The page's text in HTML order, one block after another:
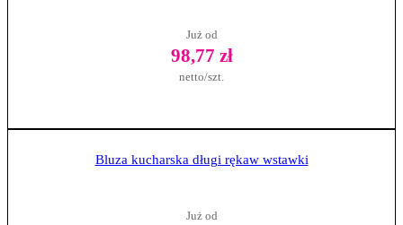
Już od
98,77 zł
netto/szt.
Bluza kucharska długi rękaw wstawki
Już od